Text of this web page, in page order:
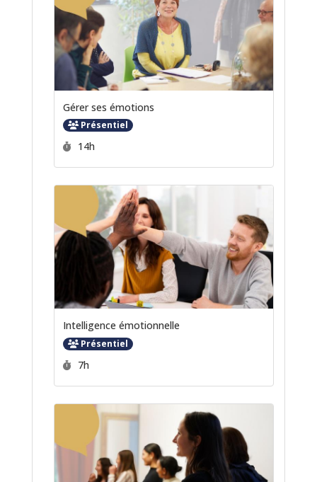
Gérer ses émotions
Présentiel
Durée :
14h
Intelligence émotionnelle
Présentiel
Durée :
7h